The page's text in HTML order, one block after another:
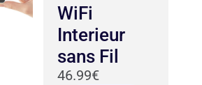
WiFi
Interieur
sans Fil
46.99€